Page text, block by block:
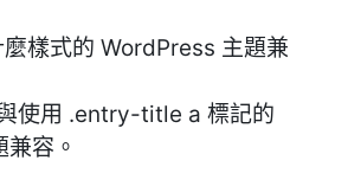
樣式的 WordPress 主題兼
使用 .entry-title a 標記的
容。